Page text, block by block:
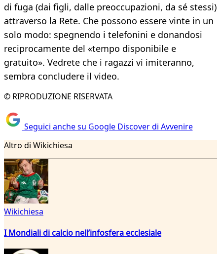
di fuga (dai figli, dalle preoccupazioni, da sé stessi)
attraverso la Rete. Che possono essere vinte in un
solo modo: spegnendo i telefonini e donandosi
reciprocamente del «tempo disponibile e
gratuito». Vedrete che i ragazzi vi imiteranno,
sembra concludere il video.
© RIPRODUZIONE RISERVATA
Seguici anche su Google Discover di Avvenire
Altro di Wikichiesa
Wikichiesa
I Mondiali di calcio nell’infosfera ecclesiale